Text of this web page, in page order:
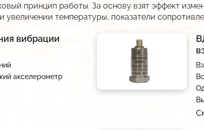
Вакансии
принцип работы. За основу взят эффект
увеличении температуры, показатели
вибрации
акселерометр